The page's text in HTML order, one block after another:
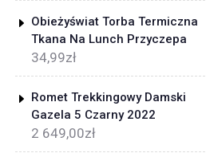
Obieżyświat Torba Termiczna
Tkana Na Lunch Przyczepa
34,99zł
Romet Trekkingowy Damski
Gazela 5 Czarny 2022
2 649,00zł